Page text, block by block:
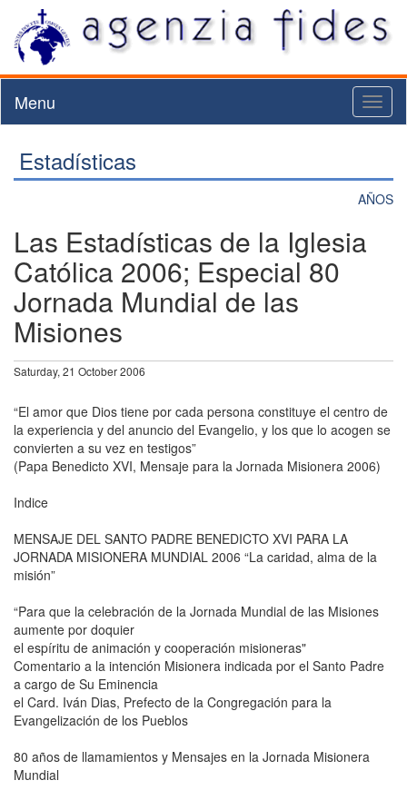
Menu
Estadísticas
AÑOS
Las Estadísticas de la Iglesia
Católica 2006; Especial 80
Jornada Mundial de las
Misiones
Saturday, 21 October 2006
“El amor que Dios tiene por cada persona constituye el centro de
la experiencia y del anuncio del Evangelio, y los que lo acogen se
convierten a su vez en testigos”
(Papa Benedicto XVI, Mensaje para la Jornada Misionera 2006)
Indice
MENSAJE DEL SANTO PADRE BENEDICTO XVI PARA LA
JORNADA MISIONERA MUNDIAL 2006 “La caridad, alma de la
misión”
“Para que la celebración de la Jornada Mundial de las Misiones
aumente por doquier
el espíritu de animación y cooperación misioneras"
Comentario a la intención Misionera indicada por el Santo Padre
a cargo de Su Eminencia
el Card. Iván Dias, Prefecto de la Congregación para la
Evangelización de los Pueblos
80 años de llamamientos y Mensajes en la Jornada Misionera
Mundial